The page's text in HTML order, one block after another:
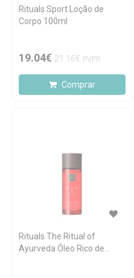
Rituals Sport Loção de
Corpo 100ml
19.04€ 21.16€ PVPR
Comprar
Rituals The Ritual of
Ayurveda Óleo Rico de